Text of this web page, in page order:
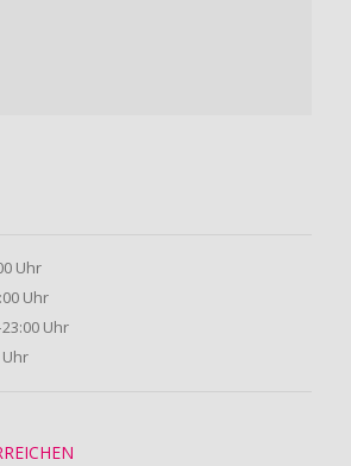
Uhr
Uhr
Uhr
Uhr